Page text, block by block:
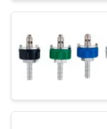
De
de